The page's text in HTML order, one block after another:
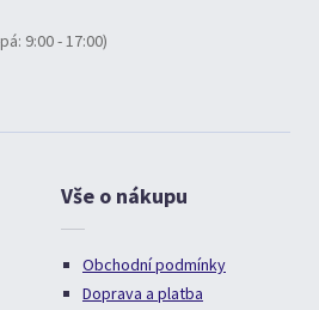
9:00 - 17:00)
Vše o nákupu
Obchodní podmínky
Doprava a platba